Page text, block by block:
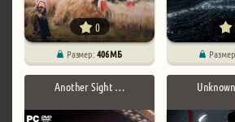
0
Размер:406 МБ
Another Sight …